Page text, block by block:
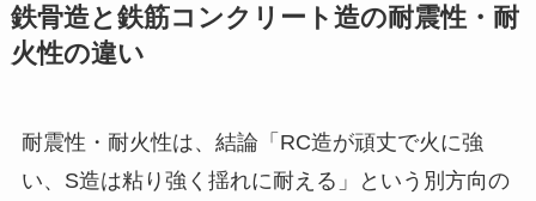
鉄骨造と鉄筋コンクリート造の耐震性・耐
火性の違い
耐震性・耐火性は、結論「RC造が頑丈で火に強
い、S造は粘り強く揺れに耐える」という別方向の